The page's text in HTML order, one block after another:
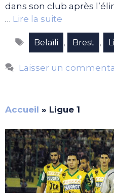
dans son club après
… Lire la suite
Étiquettes
Belaïli , Brest ,
Laisser un
Accueil » Ligue 1